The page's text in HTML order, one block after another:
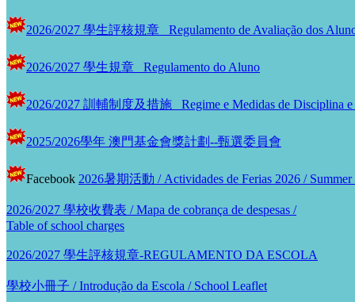
2026/2027 學生評核規章 Regulamento de Avaliação dos
2026/2027 學生規章 Regulamento do Aluno
2026/2027 訓輔制度及措施 Regime e Medidas de Disciplina e
2025/2026學年 澳門基金會獎計劃--甄選委員會
Facebook 2026暑期活動 / Actividades de Ferias 2026 /
2026/2027 學校收費表 / Mapa de cobrança de despesas /
Table of school charges
2026/2027 學生評核規章-REGULAMENTO DA ESCOLA
學校小冊子 / Introdução da Escola / School Leaflet